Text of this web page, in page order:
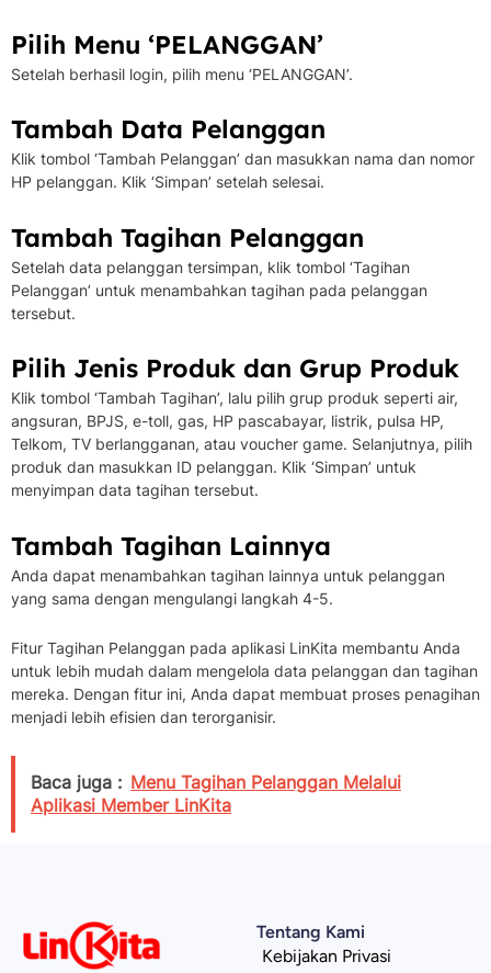
Pilih Menu ‘PELANGGAN’
Setelah berhasil login, pilih menu ‘PELANGGAN’.
Tambah Data Pelanggan
Klik tombol ‘Tambah Pelanggan’ dan masukkan nama dan nomor
HP pelanggan. Klik ‘Simpan’ setelah selesai.
Tambah Tagihan Pelanggan
Setelah data pelanggan tersimpan, klik tombol ‘Tagihan
Pelanggan’ untuk menambahkan tagihan pada pelanggan
tersebut.
Pilih Jenis Produk dan Grup Produk
Klik tombol ‘Tambah Tagihan’, lalu pilih grup produk seperti air,
angsuran, BPJS, e-toll, gas, HP pascabayar, listrik, pulsa HP,
Telkom, TV berlangganan, atau voucher game. Selanjutnya, pilih
produk dan masukkan ID pelanggan. Klik ‘Simpan’ untuk
menyimpan data tagihan tersebut.
Tambah Tagihan Lainnya
Anda dapat menambahkan tagihan lainnya untuk pelanggan
yang sama dengan mengulangi langkah 4-5.
Fitur Tagihan Pelanggan pada aplikasi LinKita membantu Anda
untuk lebih mudah dalam mengelola data pelanggan dan tagihan
mereka. Dengan fitur ini, Anda dapat membuat proses penagihan
menjadi lebih efisien dan terorganisir.
Baca juga : Menu Tagihan Pelanggan Melalui
Aplikasi Member LinKita
Tentang Kami
Kebijakan Privasi